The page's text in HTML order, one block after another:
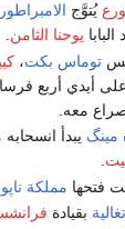
يُتوَّج
يوحنا الثامن.
توماس بكت،
على أيدي أربع
معه.
مينگ يبدأ
فتحها مملكة
بقيادة